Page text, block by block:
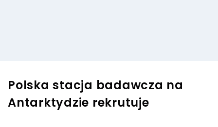
Polska stacja badawcza na
Antarktydzie rekrutuje